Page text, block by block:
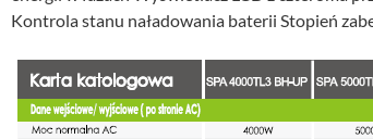
Kontrola stanu naładowania baterii Stopień